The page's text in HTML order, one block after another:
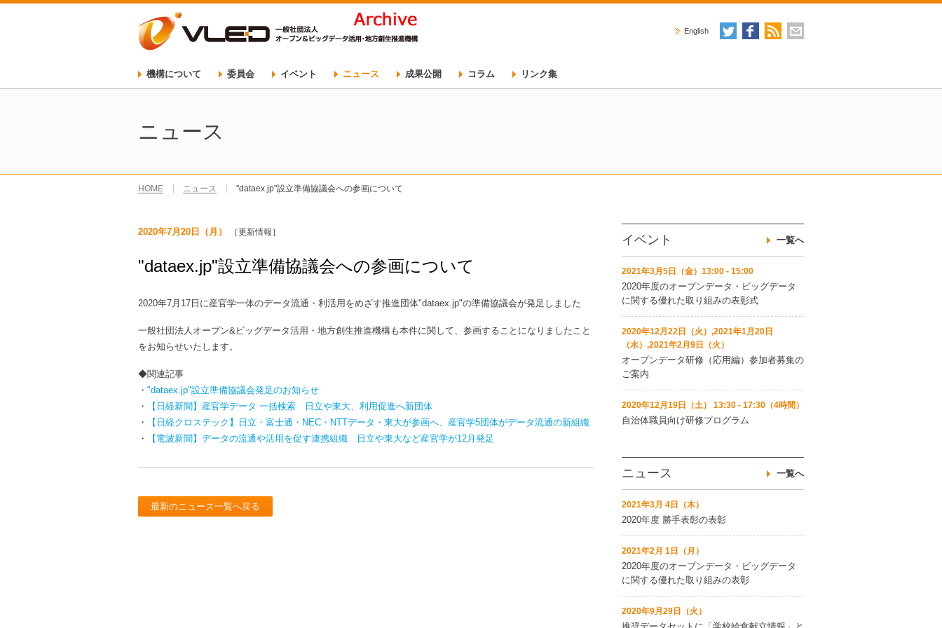
English
機構について 委員会 イベント ニュース 成果公開 コラム リンク集
ニュース
HOME ニュース "dataex.jp"設立準備協議会への参画について
2020年7月20日（月） ［更新情報］
"dataex.jp"設立準備協議会への参画について
2020年7月17日に産官学一体のデータ流通・利活用をめざす推進団体"dataex.jp"の準備協議会が発足しました
一般社団法人オープン&ビッグデータ活用・地方創生推進機構も本件に関して、参画することになりましたこと
をお知らせいたします。
◆関連記事
・ "dataex.jp"設立準備協議会発足のお知らせ
・
【日経新聞】産官学データ 一括検索 日立や東大、利用促進へ新団体
・
【日経クロステック】日立・富士通・NEC・NTTデータ・東大が参画へ、産官学5団体がデータ流通の新組織
・
【電波新聞】データの流通や活用を促す連携組織 日立や東大など産官学が12月発足
最新のニュース一覧へ戻る
イベント 一覧へ
2021年3月5日（金）13:00 - 15:00
2020年度のオープンデータ・ビッグデータ
に関する優れた取り組みの表彰式
2020年12月22日（火）,2021年1月20日
（水）,2021年2月9日（火）
オープンデータ研修（応用編）参加者募集の
ご案内
2020年12月19日（土） 13:30 - 17:30（4時間）
自治体職員向け研修プログラム
ニュース 一覧へ
2021年3月 4日（木）
2020年度 勝手表彰の表彰
2021年2月 1日（月）
2020年度のオープンデータ・ビッグデータ
に関する優れた取り組みの表彰
2020年9月29日（火）